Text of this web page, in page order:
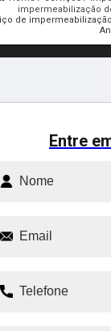
impermeabilização
de
Entre